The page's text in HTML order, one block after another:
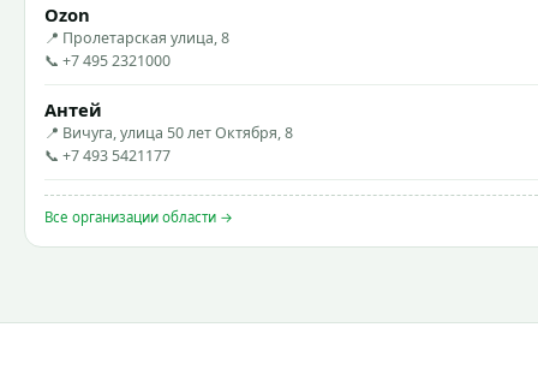
Ozon
📍 Пролетарская улица, 8
📞 +7 495 2321000
Антей
📍 Вичуга, улица 50 лет Октября, 8
📞 +7 493 5421177
Все организации области →